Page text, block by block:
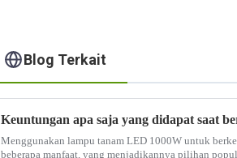
Blog Terkait
Menggunakan lampu tanam LED 1000W untuk
beberapa manfaat, yang menjadikannya pilihan